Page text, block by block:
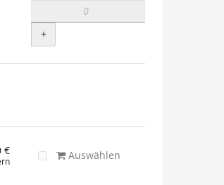
+
€ Auswählen